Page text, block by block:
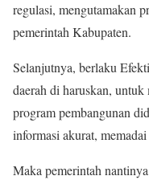
regulasi, mengutamakan
pemerintah Kabupaten.
Selanjutnya, berlaku
daerah di haruskan,
program pembangunan
informasi akurat,
Maka pemerintah